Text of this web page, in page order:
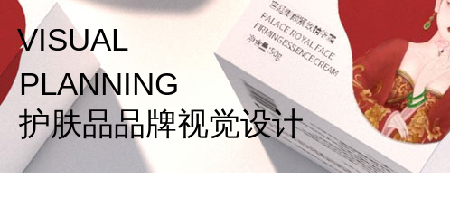
护肤品品牌视觉设计
VISUAL
PLANNING